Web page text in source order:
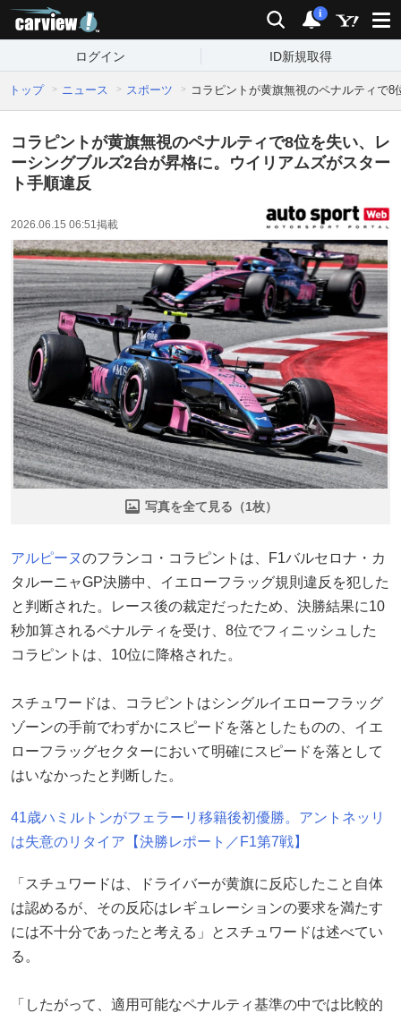
検索 通知
i
ログイン ID新規取得
トップ ニュース スポーツ コラピントが黄旗無視のペナルティで
コラピントが黄旗無視のペナルティで8位を失い、レ
ーシングブルズ2台が昇格に。ウイリアムズがスター
ト手順違反
2026.06.15 06:51掲載
写真を全て見る（1枚）
アルピーヌのフランコ・コラピントは、F1バルセロナ・カ
タルーニャGP決勝中、イエローフラッグ規則違反を犯した
と判断された。レース後の裁定だったため、決勝結果に10
秒加算されるペナルティを受け、8位でフィニッシュした
コラピントは、10位に降格された。
スチュワードは、コラピントはシングルイエローフラッグ
ゾーンの手前でわずかにスピードを落としたものの、イエ
ローフラッグセクターにおいて明確にスピードを落として
はいなかったと判断した。
41歳ハミルトンがフェラーリ移籍後初優勝。アントネッリ
は失意のリタイア【決勝レポート／F1第7戦】
「スチュワードは、ドライバーが黄旗に反応したこと自体
は認めるが、その反応はレギュレーションの要求を満たす
には不十分であったと考える」とスチュワードは述べてい
る。
「したがって、適用可能なペナルティ基準の中では比較的